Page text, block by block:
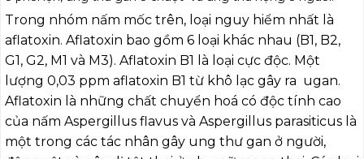
Trong nhóm nấm mốc trên, loại nguy hiểm nhất là
aflatoxin. Aflatoxin bao gồm 6 loại khác nhau (B1, B2,
G1, G2, M1 và M3). Aflatoxin B1 là loại cực độc. Một
lượng 0,03 ppm aflatoxin B1 từ khô lạc gây ra ugan.
Aflatoxin là những chất chuyển hoá có độc tính cao
của nấm Aspergillus flavus và Aspergillus parasiticus là
một trong các tác nhân gây ung thư gan ở người,